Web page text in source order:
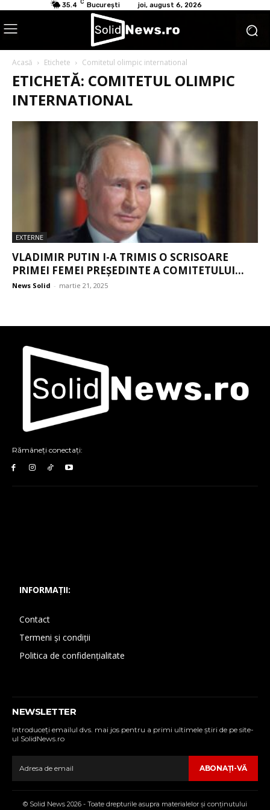
35.4 C București joi, august 6, 2026
Acasă Etichete Comitetul olimpic international
ETICHETĂ: COMITETUL OLIMPIC
INTERNATIONAL
EXTERNE
VLADIMIR PUTIN I-A TRIMIS O SCRISOARE
PRIMEI FEMEI PREȘEDINTE A COMITETULUI...
News Solid - martie 21, 2025
Rămâneți conectați:
INFORMAȚII:
Contact
Termeni și condiții
Politica de confidențialitate
NEWSLETTER
Introduceţi emailul dvs. mai jos pentru a primi ultimele ştiri de pe site-
ul SolidNews.ro
ABONAŢI-VĂ
© Solid News 2026 - Toate drepturile asupra materialelor şi conţinutului